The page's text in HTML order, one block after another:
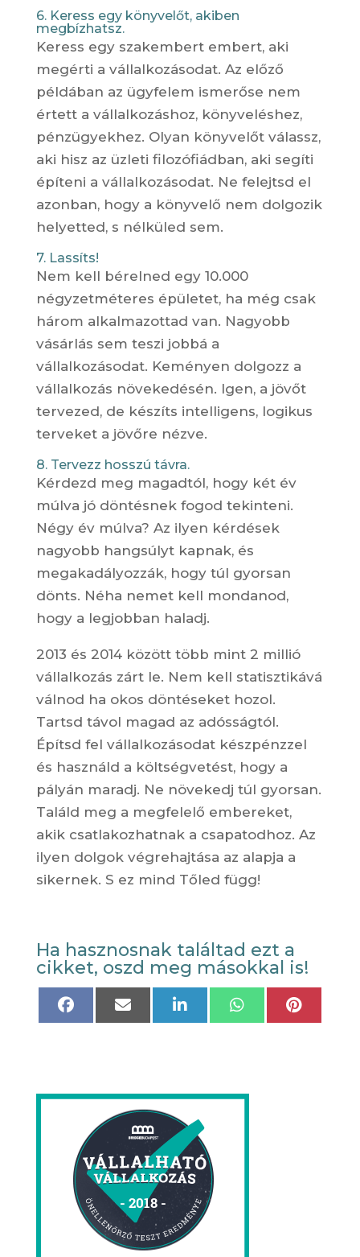
6. Keress egy könyvelőt, akiben
megbízhatsz.
Keress egy szakembert embert, aki
megérti a vállalkozásodat. Az előző
példában az ügyfelem ismerőse nem
értett a vállalkozáshoz, könyveléshez,
pénzügyekhez. Olyan könyvelőt válassz,
aki hisz az üzleti filozófiádban, aki segíti
építeni a vállalkozásodat. Ne felejtsd el
azonban, hogy a könyvelő nem dolgozik
helyetted, s nélküled sem.
7. Lassíts!
Nem kell bérelned egy 10.000
négyzetméteres épületet, ha még csak
három alkalmazottad van. Nagyobb
vásárlás sem teszi jobbá a
vállalkozásodat. Keményen dolgozz a
vállalkozás növekedésén. Igen, a jövőt
tervezed, de készíts intelligens, logikus
terveket a jövőre nézve.
8. Tervezz hosszú távra.
Kérdezd meg magadtól, hogy két év
múlva jó döntésnek fogod tekinteni.
Négy év múlva? Az ilyen kérdések
nagyobb hangsúlyt kapnak, és
megakadályozzák, hogy túl gyorsan
dönts. Néha nemet kell mondanod,
hogy a legjobban haladj.
2013 és 2014 között több mint 2 millió
vállalkozás zárt le. Nem kell statisztikává
válnod ha okos döntéseket hozol.
Tartsd távol magad az adósságtól.
Építsd fel vállalkozásodat készpénzzel
és használd a költségvetést, hogy a
pályán maradj. Ne növekedj túl gyorsan.
Találd meg a megfelelő embereket,
akik csatlakozhatnak a csapatodhoz. Az
ilyen dolgok végrehajtása az alapja a
sikernek. S ez mind Tőled függ!
Ha hasznosnak találtad ezt a
cikket, oszd meg másokkal is!
Share
Share
on
Share
on
Share
Share